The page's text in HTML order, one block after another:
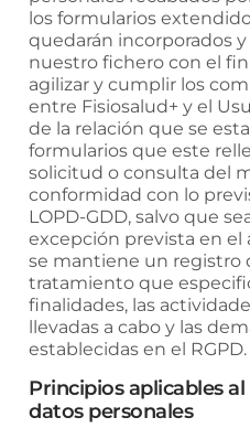
los formularios
quedarán incorporados
nuestro fichero con el
agilizar y cumplir los
entre Fisiosalud+ y el
de la relación que se
formularios que este
solicitud o consulta del
conformidad con lo
LOPD-GDD, salvo que
excepción prevista en el
se mantiene un registro
tratamiento que
finalidades, las
llevadas a cabo y las
establecidas en el RGPD.
Principios aplicables
datos personales